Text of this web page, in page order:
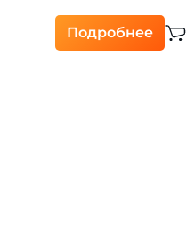
штуки Рециркуляция — 1
штука Водонагреватель
— 2 пары Кухонная
Подробнее